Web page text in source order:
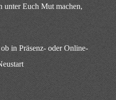
unter Euch Mut machen,
in Präsenz- oder Online-